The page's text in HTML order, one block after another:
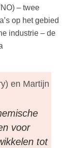
– twee
op het gebied
industrie – de
en Martijn
voor
tot